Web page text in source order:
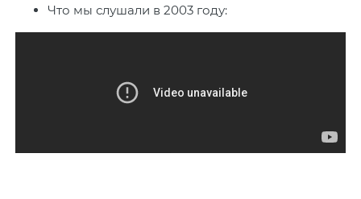
Что мы слушали в 2003 году: